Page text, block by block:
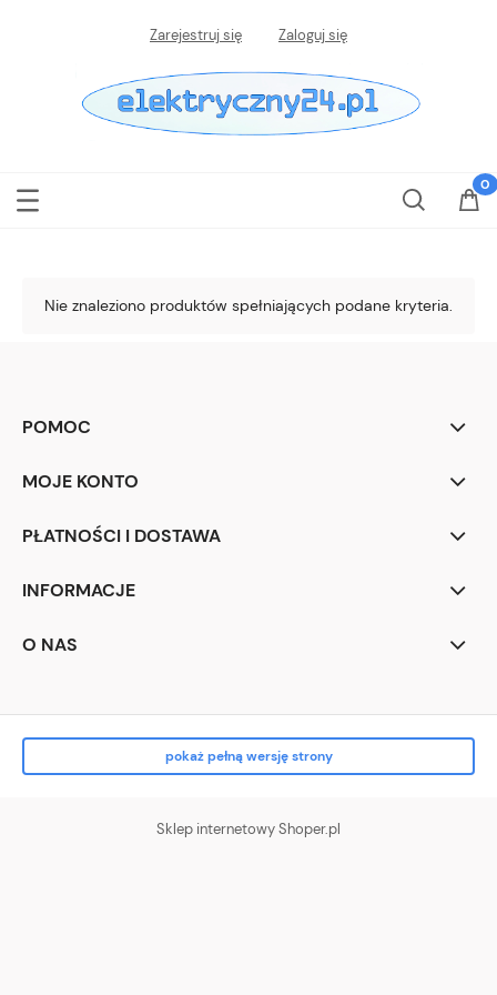
Zarejestruj się Zaloguj się
Nie znaleziono produktów spełniających podane kryteria.
POMOC
MOJE KONTO
PŁATNOŚCI I DOSTAWA
INFORMACJE
O NAS
pokaż pełną wersję strony
Sklep internetowy Shoper.pl